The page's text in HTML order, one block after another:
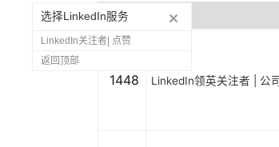
1448 LinkedIn领英关注者 | 公
选择LinkedIn服务
LinkedIn关注者| 点赞
返回顶部